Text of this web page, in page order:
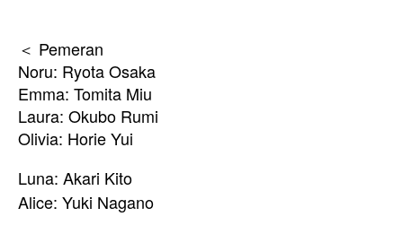
＜ Pemeran
Noru: Ryota Osaka
Emma: Tomita Miu
Laura: Okubo Rumi
Olivia: Horie Yui
Luna: Akari Kito
Alice: Yuki Nagano